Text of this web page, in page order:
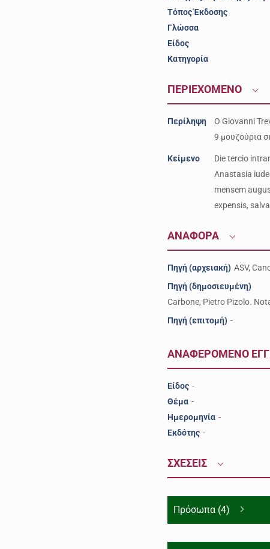
Τόπος Έκδοσης
Γλώσσα
Είδος
Κατηγορία
ΠΕΡΙΕΧΟΜΕΝΟ
Περίληψη
Ο Giovanni
9 μουζούρια
Κείμενο
Die tercio
Anastasia
mensem
expensis,
ΑΝΑΦΟΡΑ
Πηγή (αρχειακή) ASV,
Πηγή (δημοσιευμένη)
Carbone, Pietro Pizolo.
Πηγή (επιτομή) -
ΑΝΑΦΕΡΟΜΕΝΟ
Είδος -
Θέμα -
Ημερομηνία -
Εκδότης -
ΣΧΕΣΕΙΣ
Πρόσωπα (4)